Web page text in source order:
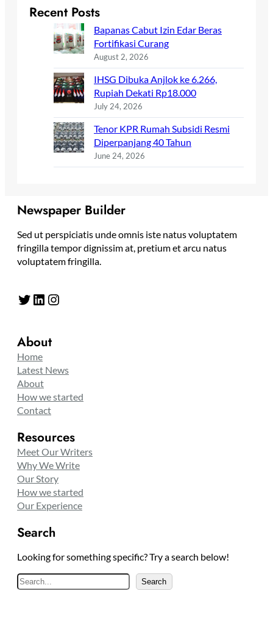
Recent Posts
Bapanas Cabut Izin Edar Beras
Fortifikasi Curang
August 2, 2026
IHSG Dibuka Anjlok ke 6.266,
Rupiah Dekati Rp18.000
July 24, 2026
Tenor KPR Rumah Subsidi Resmi
Diperpanjang 40 Tahun
June 24, 2026
Newspaper Builder
Sed ut perspiciatis unde omnis iste natus voluptatem
fringilla tempor dignissim at, pretium et arcu natus
voluptatem fringilla.
Twitter LinkedIn Instagram
About
Home
Latest News
About
How we started
Contact
Resources
Meet Our Writers
Why We Write
Our Story
How we started
Our Experience
Search
Looking for something specific? Try a search below!
e
Search